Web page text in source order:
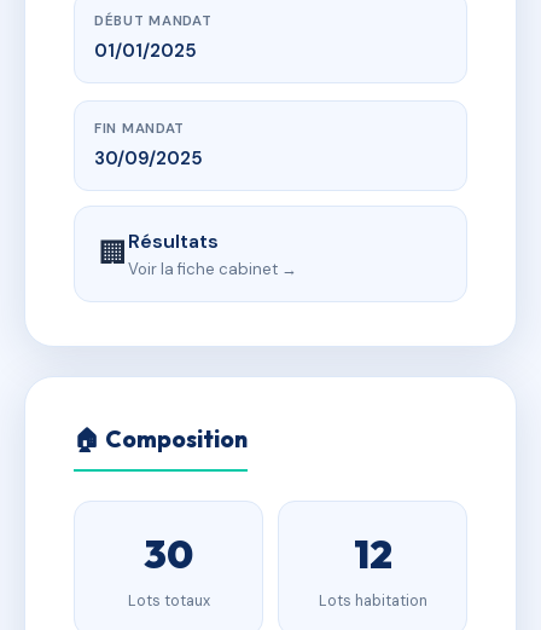
DÉBUT MANDAT
01/01/2025
FIN MANDAT
30/09/2025
🏢Résultats
Voir la fiche cabinet →
🏠 Composition
30
Lots totaux
12
Lots habitation